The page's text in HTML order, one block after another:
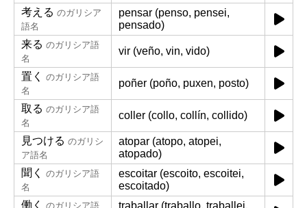
考える のガリシア
語名
pensar (penso, pensei,
pensado)
来る のガリシア語
名
vir (veño, vin, vido)
置く
のガリシア語
名
poñer (poño, puxen, posto)
取る のガリシア語
名
coller (collo, collín, collido)
見つける のガリシ
ア語名
atopar (atopo, atopei,
atopado)
聞く
のガリシア語
名
escoitar (escoito, escoitei,
escoitado)
働く
のガリシア語
traballar (traballo, traballei,